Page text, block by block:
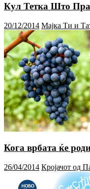
Кул Тетка Што
20/12/2014 Мајка Ти и
Кога врбата ќе
26/04/2014 Кројачот од